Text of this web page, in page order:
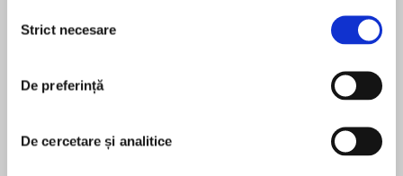
consimțământului
Strict necesare
De preferință
De cercetare și analitice
Potrivit lui Hill, el este responsabil pentru toate
gândurile, sentimentele și atitudinile noastre
eliberăm și putem îmbrățișa credința în bine.
lectura cărții ar fi zguduit prea tare moravurile
În acest moment nu există recenzii